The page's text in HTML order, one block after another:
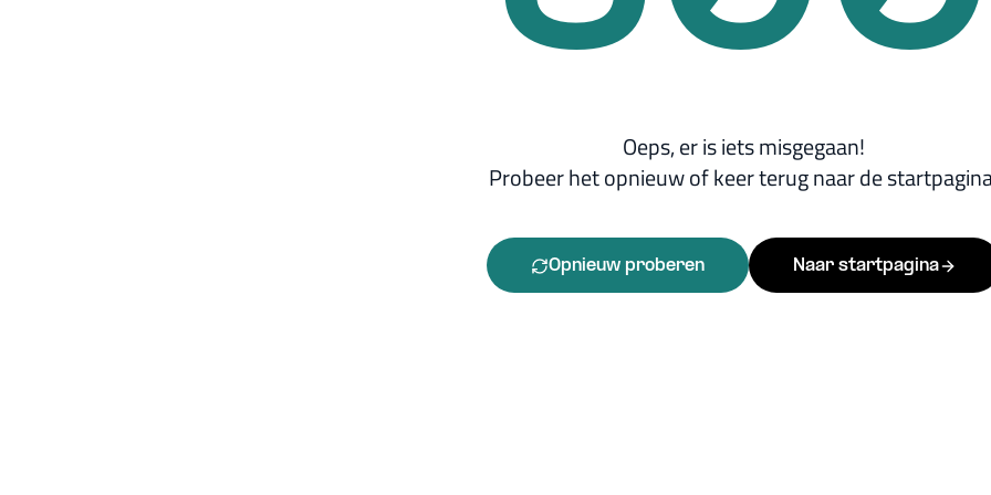
Oeps, er is iets misgegaan!
Probeer het opnieuw of keer terug naar de
Opnieuw proberen Naar startpagina